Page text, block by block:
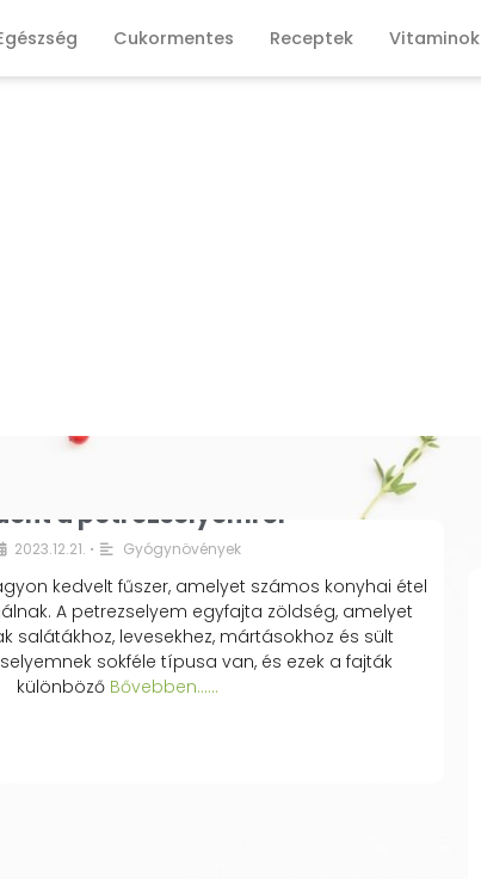
Cukormentes Receptek Vitaminok
a petrezselyemről
2023.12.21. • Gyógynövények
kedvelt fűszer, amelyet számos konyhai étel
A petrezselyem egyfajta zöldség, amelyet
salátákhoz, levesekhez, mártásokhoz és sült
sokféle típusa van, és ezek a fajták
különbözőBővebben...…